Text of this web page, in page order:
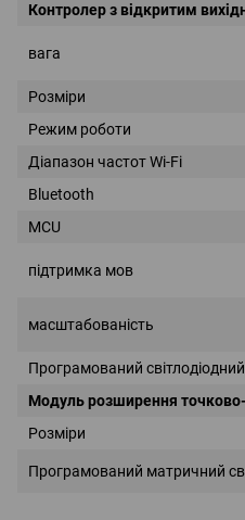
Контролер з відкритим
вага
Розміри
Режим роботи
Діапазон частот Wi-Fi
Bluetooth
MCU
підтримка мов
масштабованість
Програмований
Модуль розширення
Розміри
Програмований матричний